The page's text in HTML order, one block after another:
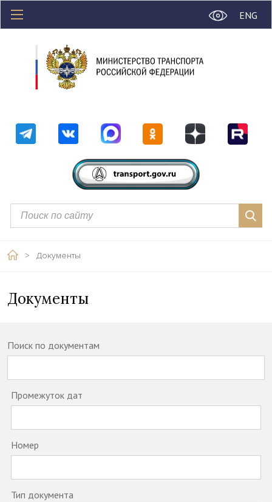
ENG
> Документы
Документы
Поиск по документам
Промежуток дат
Номер
Тип документа